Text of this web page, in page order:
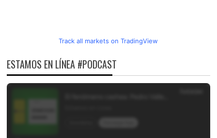
Track all markets on TradingView
ESTAMOS EN LÍNEA #PODCAST